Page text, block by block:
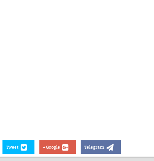
Tweet Google+ Telegram